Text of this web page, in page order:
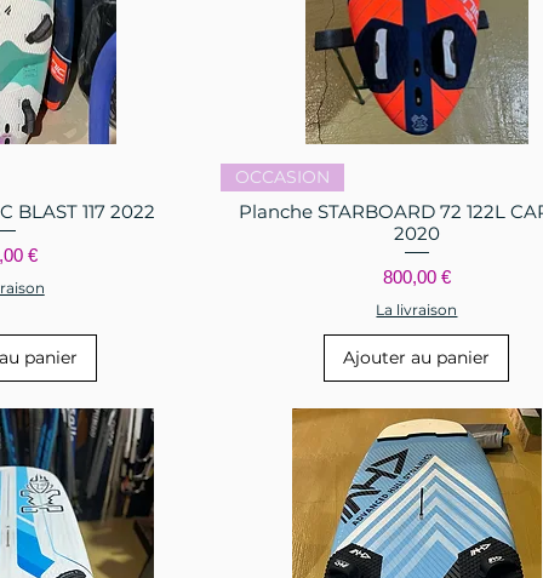
BLAST 117 2022
€
panier
OCCASION
Planche STARBOARD 72 122L
2020
Prix
800,00 €
La livraison
Ajouter au panier